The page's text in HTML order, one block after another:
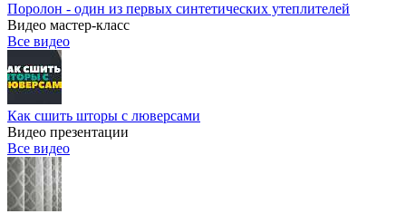
Поролон - один из первых синтетических утеплителей
Видео мастер-класс
Все видео
Как сшить шторы с люверсами
Видео презентации
Все видео